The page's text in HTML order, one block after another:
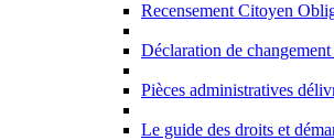
Recensement Citoyen
Déclaration de
Pièces administratives
Le guide des droits et